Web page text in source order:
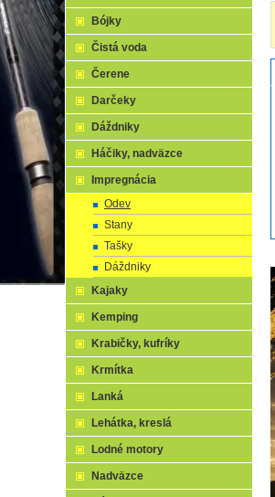
Bójky
Čistá voda
Čerene
Darčeky
Dáždniky
Háčiky, nadväzce
Impregnácia
Odev
Stany
Tašky
Dáždniky
Kajaky
Kemping
Krabičky, kufríky
Krmítka
Lanká
Lehátka, kreslá
Lodné motory
Nadväzce